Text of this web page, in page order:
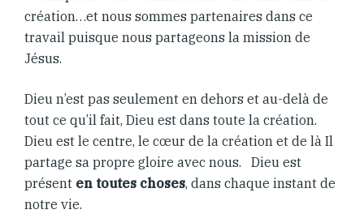
création…et nous sommes partenaires dans ce
travail puisque nous partageons la mission de
Jésus.
Dieu n’est pas seulement en dehors et au-delà de
tout ce qu’il fait, Dieu est dans toute la création.
Dieu est le centre, le cœur de la création et de là Il
partage sa propre gloire avec nous. Dieu est
présent en toutes choses, dans chaque instant de
notre vie.